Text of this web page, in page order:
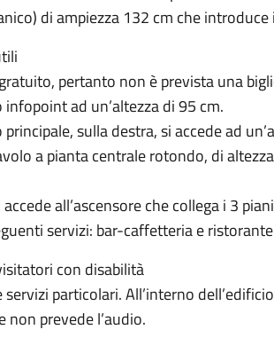
di ampiezza 132 cm che
pertanto non è prevista una
ad un’altezza di 95 cm.
principale, sulla destra, si accede ad
a pianta centrale rotondo, di
all’ascensore che collega i 3
servizi: bar-caffetteria e
con disabilità
particolari. All’interno
non prevede l’audio.